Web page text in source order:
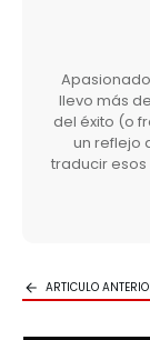
llevo más
del éxito (o
un reflejo
traducir
ARTICULO